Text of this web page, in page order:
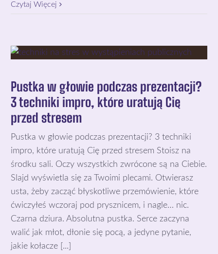
Czytaj Więcej
Pustka w głowie podczas prezentacji?
3 techniki impro, które uratują Cię
przed stresem
Pustka w głowie podczas prezentacji? 3 techniki
impro, które uratują Cię przed stresem Stoisz na
środku sali. Oczy wszystkich zwrócone są na Ciebie.
Slajd wyświetla się za Twoimi plecami. Otwierasz
usta, żeby zacząć błyskotliwe przemówienie, które
ćwiczyłeś wczoraj pod prysznicem, i nagle… nic.
Czarna dziura. Absolutna pustka. Serce zaczyna
walić jak młot, dłonie się pocą, a jedyne pytanie,
jakie kołacze [...]